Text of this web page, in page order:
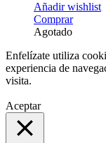
Añadir wishlist
ComprarEste
Agotado
Enfelízate utiliza
experiencia de
visita.
Aceptar